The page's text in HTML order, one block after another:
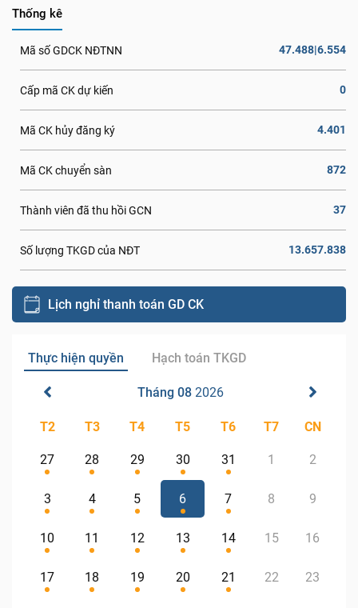
Thống kê
Mã số GDCK NĐTNN 47.488|6.554
Cấp mã CK dự kiến 0
Mã CK hủy đăng ký 4.401
Mã CK chuyển sàn 872
Thành viên đã thu hồi GCN 37
Số lượng TKGD của NĐT 13.657.838
Lịch nghỉ thanh toán GD CK
Thực hiện quyền Hạch toán TKGD
Tháng 08 2026
T2 T3 T4 T5 T6 T7 CN
27 28 29 30 31 1 2
3 4 5 6 7 8 9
10 11 12 13 14 15 16
17 18 19 20 21 22 23